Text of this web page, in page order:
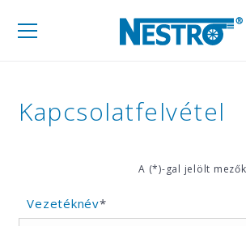
Mobil
Kapcsolatfelvétel
A (*)-gal jelölt
Vezetéknév*